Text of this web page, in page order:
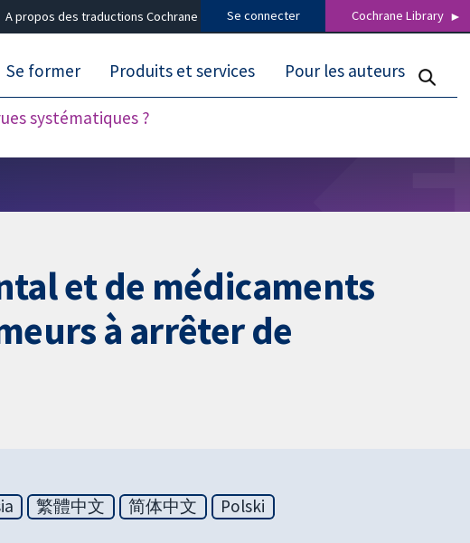
A propos des traductions Cochrane Se connecter Cochrane Library
systématiques ?
Se former Produits et services Pour les auteurs
et de médicaments
à arrêter de
繁體中文 简体中文 Polski